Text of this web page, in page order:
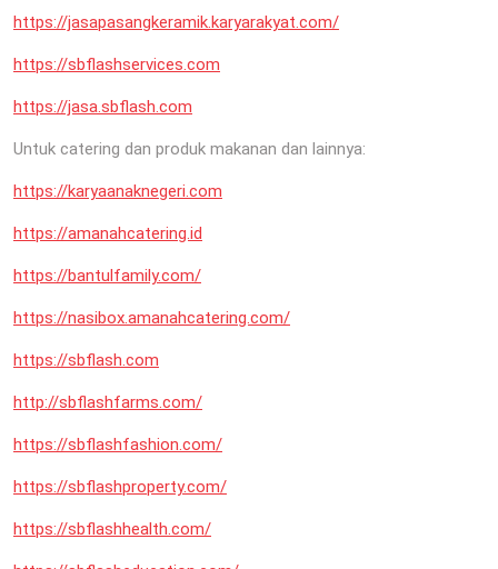
https://jasapasangkeramik.karyarakyat.com/
https://sbflashservices.com
https://jasa.sbflash.com
Untuk catering dan produk makanan dan lainnya:
https://karyaanaknegeri.com
https://amanahcatering.id
https://bantulfamily.com/
https://nasibox.amanahcatering.com/
https://sbflash.com
http://sbflashfarms.com/
https://sbflashfashion.com/
https://sbflashproperty.com/
https://sbflashhealth.com/